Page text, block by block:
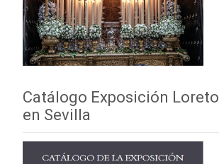
Catálogo Exposición
en Sevilla